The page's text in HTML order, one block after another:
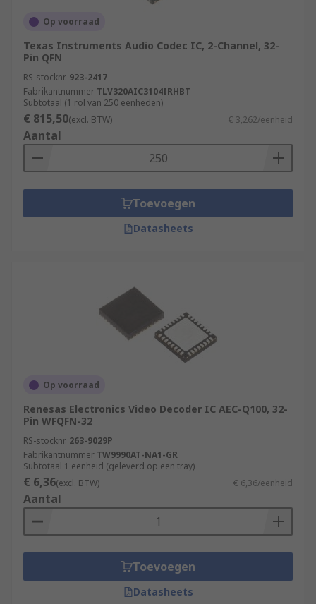
Op voorraad
Texas Instruments Audio Codec IC, 2-Channel, 32-
Pin QFN
RS-stocknr. 923-2417
Fabrikantnummer TLV320AIC3104IRHBT
Subtotaal (1 rol van 250 eenheden)
€ 815,50(excl. BTW) € 3,262/eenheid
Aantal
Toevoegen
Datasheets
Op voorraad
Renesas Electronics Video Decoder IC AEC-Q100, 32-
Pin WFQFN-32
RS-stocknr. 263-9029P
Fabrikantnummer TW9990AT-NA1-GR
Subtotaal 1 eenheid (geleverd op een tray)
€ 6,36(excl. BTW) € 6,36/eenheid
Aantal
Toevoegen
Datasheets